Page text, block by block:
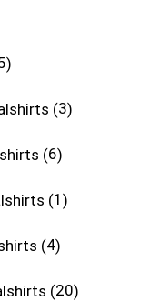
3
6
1
4
20